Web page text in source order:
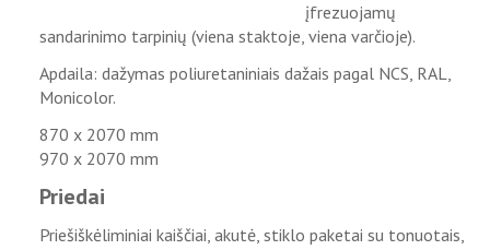
įfrezuojamų
sandarinimo tarpinių (viena staktoje, viena varčioje).
Apdaila: dažymas poliuretaniniais dažais pagal NCS, RAL,
Monicolor.
870 x 2070 mm
970 x 2070 mm
Priedai
Priešiškėliminiai kaiščiai, akutė, stiklo paketai su tonuotais,